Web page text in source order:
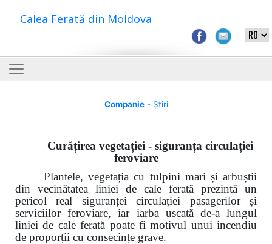
Calea Ferată din Moldova
Companie- Știri
Curățirea vegetației - siguranța circulației
feroviare
Plantele, vegetația cu tulpini mari și arbuștii
din vecinătatea liniei de cale ferată prezintă un
pericol real siguranței circulației pasagerilor și
serviciilor feroviare, iar iarba uscată de-a lungul
liniei de cale ferată poate fi motivul unui incendiu
de proporții cu consecințe grave.